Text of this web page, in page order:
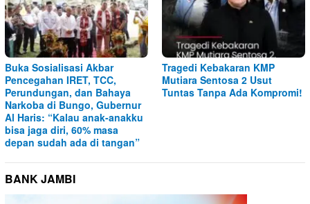
Buka Sosialisasi Akbar
Pencegahan IRET, TCC,
Perundungan, dan Bahaya
Narkoba di Bungo, Gubernur
Al Haris: “Kalau anak-anakku
bisa jaga diri, 60% masa
depan sudah ada di tangan”
Tragedi Kebakaran KMP
Mutiara Sentosa 2 Usut
Tuntas Tanpa Ada Kompromi!
BANK JAMBI